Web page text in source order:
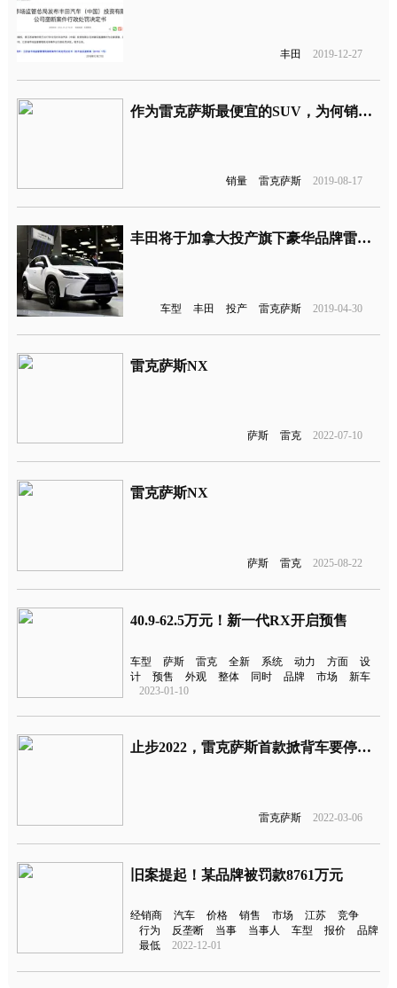
丰田 2019-12-27
作为雷克萨斯最便宜的SUV，为何销量却如此惨淡？
销量 雷克萨斯 2019-08-17
丰田将于加拿大投产旗下豪华品牌雷克萨斯NX车型，并帮助增加8000个就业职位
车型 丰田 投产 雷克萨斯 2019-04-30
雷克萨斯NX
萨斯 雷克 2022-07-10
雷克萨斯NX
萨斯 雷克 2025-08-22
40.9-62.5万元！新一代RX开启预售
车型 萨斯 雷克 全新 系统 动力 方面
设
计
预售 外观 整体 同时 品牌 市场
新车
2023-01-10
止步2022，雷克萨斯首款掀背车要停产了
雷克萨斯 2022-03-06
旧案提起！某品牌被罚款8761万元
经销商 汽车 价格 销售 市场 江苏
竞争
行为
反垄断 当事 当事人 车型 报价
品牌
最低
2022-12-01